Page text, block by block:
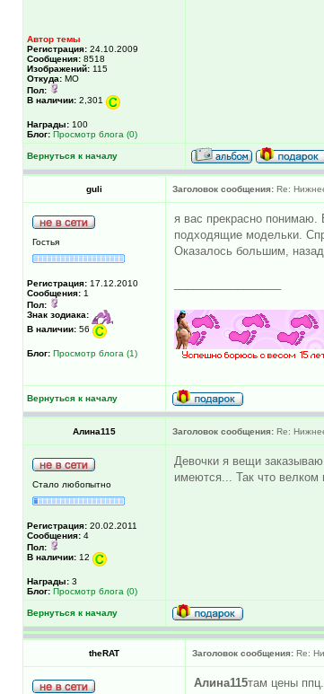
Автор темы
Регистрация: 24.10.2009
Сообщения: 8518
Изображений: 115
Откуда: МО
Пол:
В наличии: 2,301
Награды: 100
Блог: Просмотр блога (0)
Вернуться к началу
guli Заголовок сообщения: Re:
Гостья
Регистрация: 17.12.2010
Сообщения: 1
Пол:
Знак зодиака:
В наличии: 56
Блог: Просмотр блога (1)
я вас прекрасно понимаю.
подходящие модельки.
Оказалось большим,
Вернуться к началу
Алина115 Заголовок сообщения: Re:
Стало любопытно
Регистрация: 20.02.2011
Сообщения: 4
Пол:
В наличии: 12
Награды: 3
Блог: Просмотр блога (0)
Девочки я вещи
имеются... Так что велком
Вернуться к началу
theRAT Заголовок сообщения: Re:
Алина115там цены